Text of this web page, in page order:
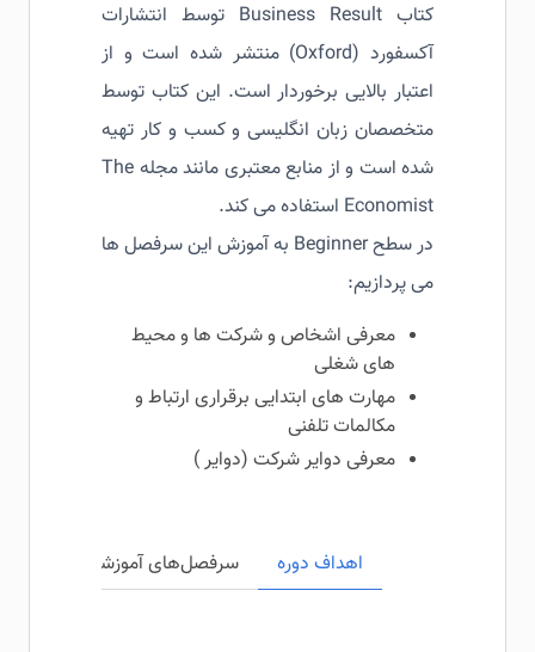
کتاب Business Result توسط انتشارات
آکسفورد (Oxford) منتشر شده است و از
اعتبار بالایی برخوردار است. این کتاب توسط
متخصصان زبان انگلیسی و کسب و کار تهیه
شده است و از منابع معتبری مانند مجله The
Economist استفاده می کند.
در سطح Beginner به آموزش این سرفصل ها
می پردازیم:
معرفی اشخاص و شرکت ها و محیط
های شغلی
مهارت های ابتدایی برقراری ارتباط و
مکالمات تلفنی
معرفی دوایر شرکت (دوایر )
اهداف دوره سرفصل‌های آموزشی